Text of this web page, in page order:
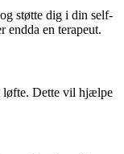
støtte dig i din self-
endda en terapeut.
løfte. Dette vil hjælpe